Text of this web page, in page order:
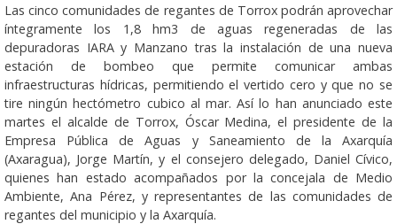
Las cinco comunidades de regantes de Torrox podrán aprovechar
íntegramente los 1,8 hm3 de aguas regeneradas de las
depuradoras IARA y Manzano tras la instalación de una nueva
estación de bombeo que permite comunicar ambas
infraestructuras hídricas, permitiendo el vertido cero y que no se
tire ningún hectómetro cubico al mar. Así lo han anunciado este
martes el alcalde de Torrox, Óscar Medina, el presidente de la
Empresa Pública de Aguas y Saneamiento de la Axarquía
(Axaragua), Jorge Martín, y el consejero delegado, Daniel Cívico,
quienes han estado acompañados por la concejala de Medio
Ambiente, Ana Pérez, y representantes de las comunidades de
regantes del municipio y la Axarquía.